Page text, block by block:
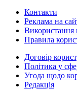
Контакти
Реклама на
Використання
Правила
Договір
Політика у
Угода щодо
Редакція